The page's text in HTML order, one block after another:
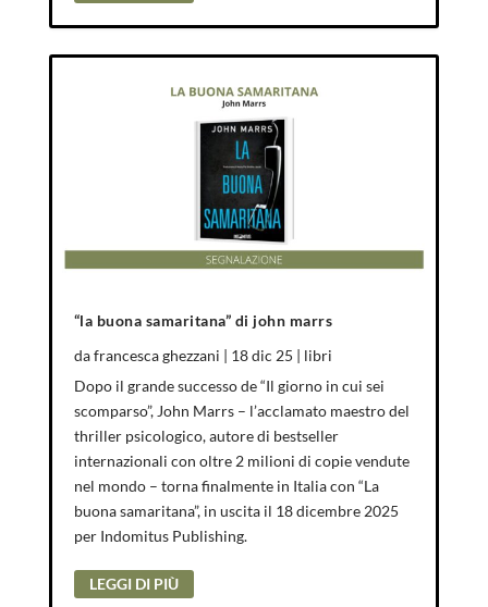
“la buona samaritana” di john marrs
dafrancesca ghezzani | 18 dic 25 | libri
Dopo il grande successo de “Il giorno in cui sei
scomparso”, John Marrs – l’acclamato maestro del
thriller psicologico, autore di bestseller
internazionali con oltre 2 milioni di copie vendute
nel mondo – torna finalmente in Italia con “La
buona samaritana”, in uscita il 18 dicembre 2025
per Indomitus Publishing.
LEGGI DI PIÙ